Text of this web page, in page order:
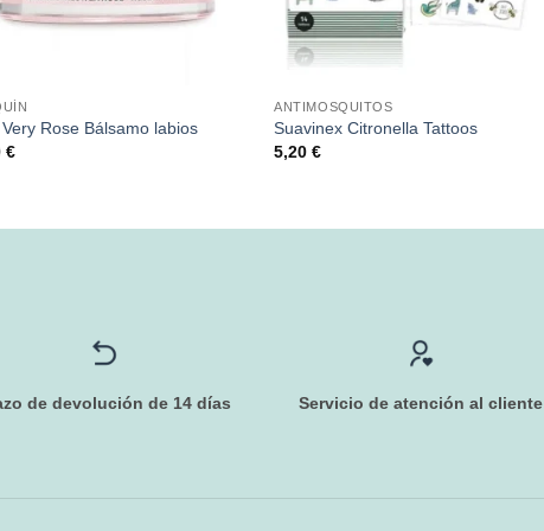
Rose Bálsamo labios
€
ANTIMOSQUITOS
Suavinex Citronella Tattoos
5,20€
de devolución de 14 días Servicio de atención al cliente